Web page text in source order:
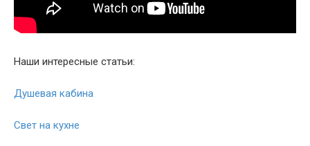
Наши интересные статьи:
Душевая кабина
Свет на кухне